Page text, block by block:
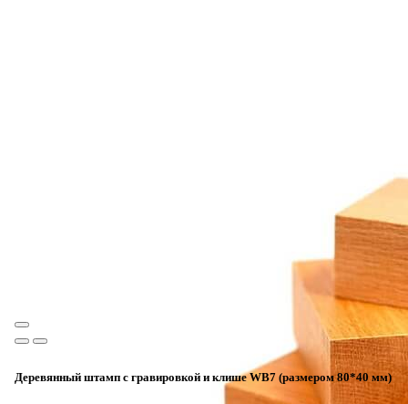
Деревянный штамп с гравировкой и клише WB7 (размером 80*40 мм)